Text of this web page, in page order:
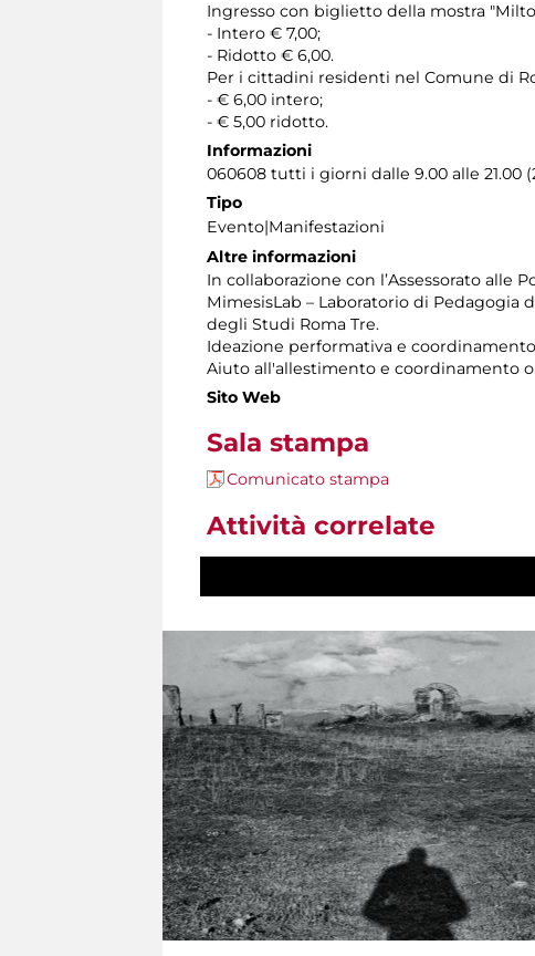
Ingresso con biglietto della mostra
- Intero € 7,00;
- Ridotto € 6,00.
Per i cittadini residenti nel Comune di
- € 6,00 intero;
- € 5,00 ridotto.
Informazioni
060608 tutti i giorni dalle 9.00 alle 21.00
Tipo
Evento|Manifestazioni
Altre informazioni
In collaborazione con l’Assessorato alle
MimesisLab – Laboratorio di
degli Studi Roma Tre.
Ideazione performativa e
Aiuto all'allestimento e coordinamento
Sito Web
Sala stampa
Comunicato stampa
Attività correlate